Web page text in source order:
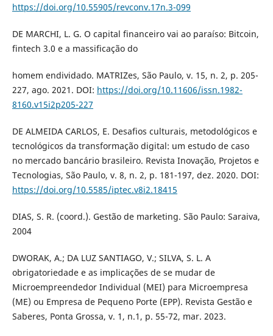
https://doi.org/10.55905/revconv.17n.3-099
DE MARCHI, L. G. O capital financeiro vai ao paraíso: Bitcoin,
fintech 3.0 e a massificação do
homem endividado. MATRIZes, São Paulo, v. 15, n. 2, p. 205-
227, ago. 2021. DOI: https://doi.org/10.11606/issn.1982-
8160.v15i2p205-227
DE ALMEIDA CARLOS, E. Desafios culturais, metodológicos e
tecnológicos da transformação digital: um estudo de caso
no mercado bancário brasileiro. Revista Inovação, Projetos e
Tecnologias, São Paulo, v. 8, n. 2, p. 181-197, dez. 2020. DOI:
https://doi.org/10.5585/iptec.v8i2.18415
DIAS, S. R. (coord.). Gestão de marketing. São Paulo: Saraiva,
2004
DWORAK, A.; DA LUZ SANTIAGO, V.; SILVA, S. L. A
obrigatoriedade e as implicações de se mudar de
Microempreendedor Individual (MEI) para Microempresa
(ME) ou Empresa de Pequeno Porte (EPP). Revista Gestão e
Saberes, Ponta Grossa, v. 1, n.1, p. 55-72, mar. 2023.